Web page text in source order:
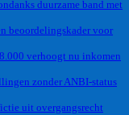
duurzame band met
beoordelingskader voor
verhoogt nu inkomen
zonder ANBI-status
uit overgangsrecht